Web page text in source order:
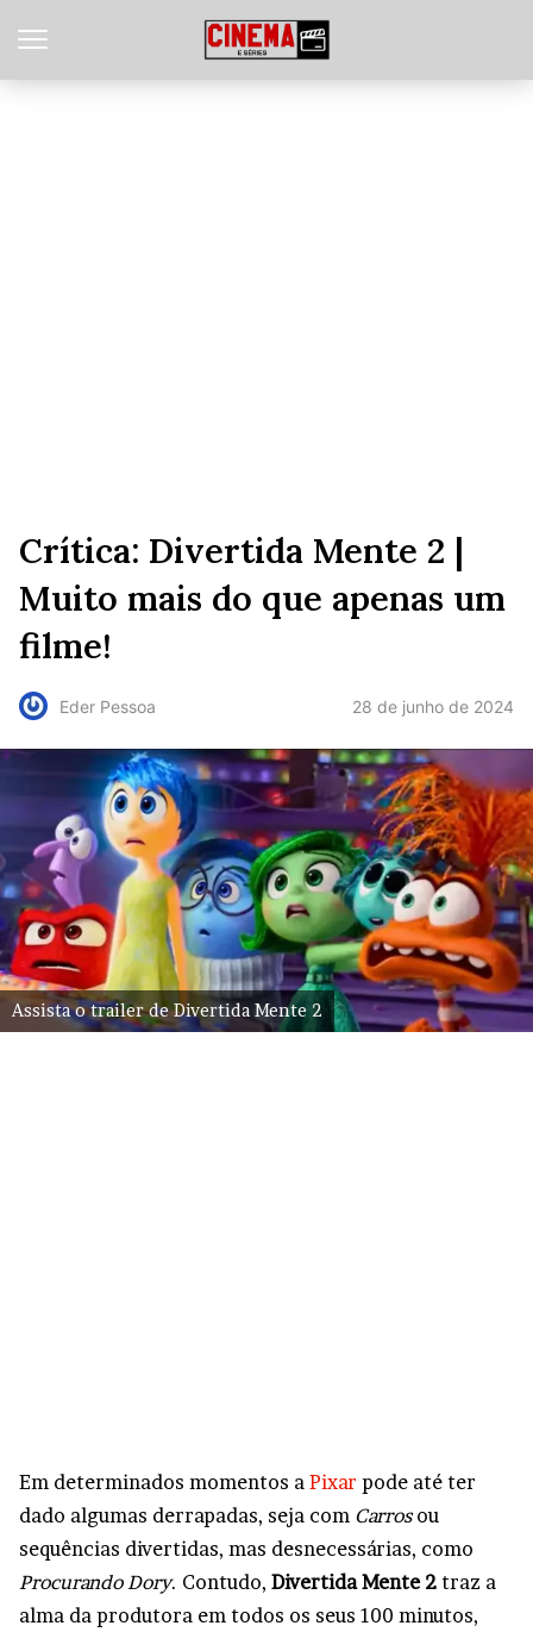
Crítica: Divertida Mente 2 |
Muito mais do que apenas um
filme!
Eder Pessoa 28 de junho de 2024
Assista o trailer de Divertida Mente 2
Em determinados momentos a Pixar pode até ter
dado algumas derrapadas, seja com Carrosou
sequências divertidas, mas desnecessárias, como
Procurando Dory. Contudo, Divertida Mente 2 traz a
alma da produtora em todos os seus 100 minutos,